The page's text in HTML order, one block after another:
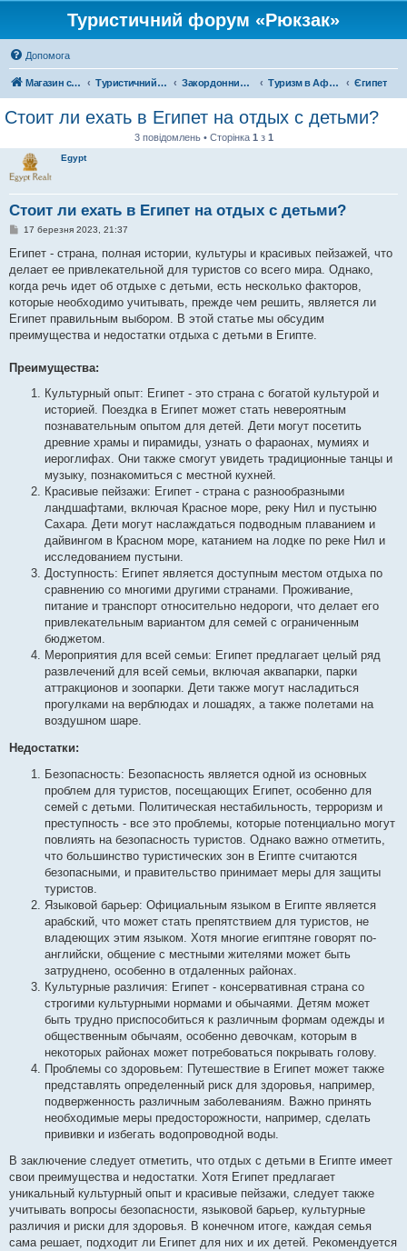
Туристичний форум «Рюкзак»
Допомога
Магазин спорядження Туристичний форум «Рюкзак» Закордонний туризм Туризм в Африці Єгипет
Стоит ли ехать в Египет на отдых с детьми?
3 повідомлень • Сторінка 1 з 1
Egypt
Стоит ли ехать в Египет на отдых с детьми?
П
в
д
о
м
л
е
н
17 березня 2023, 21:37
Египет - страна, полная истории, культуры и красивых пейзажей, что
делает ее привлекательной для туристов со всего мира. Однако,
когда речь идет об отдыхе с детьми, есть несколько факторов,
которые необходимо учитывать, прежде чем решить, является ли
Египет правильным выбором. В этой статье мы обсудим
преимущества и недостатки отдыха с детьми в Египте.
Преимущества:
Культурный опыт: Египет - это страна с богатой культурой и
историей. Поездка в Египет может стать невероятным
познавательным опытом для детей. Дети могут посетить
древние храмы и пирамиды, узнать о фараонах, мумиях и
иероглифах. Они также смогут увидеть традиционные танцы и
музыку, познакомиться с местной кухней.
Красивые пейзажи: Египет - страна с разнообразными
ландшафтами, включая Красное море, реку Нил и пустыню
Сахара. Дети могут наслаждаться подводным плаванием и
дайвингом в Красном море, катанием на лодке по реке Нил и
исследованием пустыни.
Доступность: Египет является доступным местом отдыха по
сравнению со многими другими странами. Проживание,
питание и транспорт относительно недороги, что делает его
привлекательным вариантом для семей с ограниченным
бюджетом.
Мероприятия для всей семьи: Египет предлагает целый ряд
развлечений для всей семьи, включая аквапарки, парки
аттракционов и зоопарки. Дети также могут насладиться
прогулками на верблюдах и лошадях, а также полетами на
воздушном шаре.
Недостатки:
Безопасность: Безопасность является одной из основных
проблем для туристов, посещающих Египет, особенно для
семей с детьми. Политическая нестабильность, терроризм и
преступность - все это проблемы, которые потенциально могут
повлиять на безопасность туристов. Однако важно отметить,
что большинство туристических зон в Египте считаются
безопасными, и правительство принимает меры для защиты
туристов.
Языковой барьер: Официальным языком в Египте является
арабский, что может стать препятствием для туристов, не
владеющих этим языком. Хотя многие египтяне говорят по-
английски, общение с местными жителями может быть
затруднено, особенно в отдаленных районах.
Культурные различия: Египет - консервативная страна со
строгими культурными нормами и обычаями. Детям может
быть трудно приспособиться к различным формам одежды и
общественным обычаям, особенно девочкам, которым в
некоторых районах может потребоваться покрывать голову.
Проблемы со здоровьем: Путешествие в Египет может также
представлять определенный риск для здоровья, например,
подверженность различным заболеваниям. Важно принять
необходимые меры предосторожности, например, сделать
прививки и избегать водопроводной воды.
В заключение следует отметить, что отдых с детьми в Египте имеет
свои преимущества и недостатки. Хотя Египет предлагает
уникальный культурный опыт и красивые пейзажи, следует также
учитывать вопросы безопасности, языковой барьер, культурные
различия и риски для здоровья. В конечном итоге, каждая семья
сама решает, подходит ли Египет для них и их детей. Рекомендуется